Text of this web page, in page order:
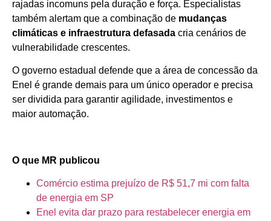
rajadas incomuns pela duração e força. Especialistas
também alertam que a combinação de mudanças
climáticas e infraestrutura defasada cria cenários de
vulnerabilidade crescentes.
O governo estadual defende que a área de concessão da
Enel é grande demais para um único operador e precisa
ser dividida para garantir agilidade, investimentos e
maior automação.
O que MR publicou
Comércio estima prejuízo de R$ 51,7 mi com falta
de energia em SP
Enel evita dar prazo para restabelecer energia em